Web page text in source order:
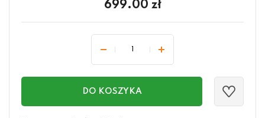
699.00 zł
DO KOSZYKA